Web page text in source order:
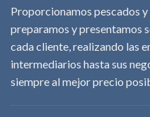
Proporcionamos pescados
preparamos y presentamos
cada cliente, realizando las
intermediarios hasta sus
siempre al mejor precio